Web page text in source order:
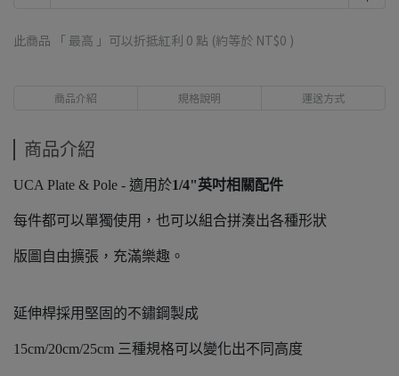
此商品 「 最高 」可以折抵紅利 0 點 (約等於 NT$0 )
商品介紹 規格說明 運送方式
商品介紹
UCA Plate & Pole - 適用於1/4"英吋相關配件
每件都可以單獨使用，也可以組合拼湊出各種形狀
版圖自由擴張，充滿樂趣。
延伸桿採用堅固的不鏽鋼製成
15cm/20cm/25cm 三種規格可以變化出不同高度